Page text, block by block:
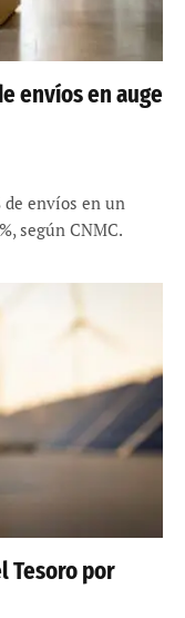
envíos en auge
de envíos en un
según CNMC.
Tesoro por